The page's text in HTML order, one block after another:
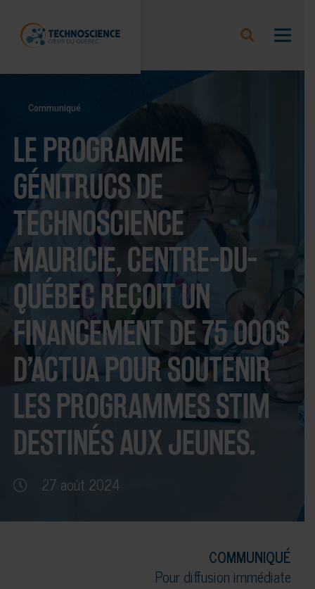
Communiqué
LE PROGRAMME
GÉNITRUCS DE
TECHNOSCIENCE
MAURICIE, CENTRE-DU-
QUÉBEC REÇOIT UN
FINANCEMENT DE 75 000$
D’ACTUA POUR SOUTENIR
LES PROGRAMMES STIM
DESTINÉS AUX JEUNES.
27 août 2024
COMMUNIQUÉ
Pour diffusion immédiate